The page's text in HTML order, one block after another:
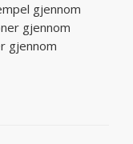
gjennom
gjennom
gjennom